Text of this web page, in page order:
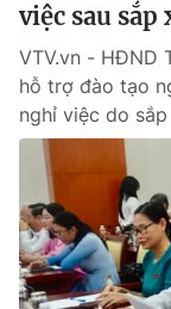
việc sau sắp
VTV.vn - HĐND
hỗ trợ đào tạo
nghỉ việc do